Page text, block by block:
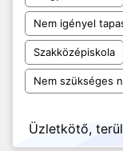
Nem igényel
Szakközépiskola
Nem szükséges
Üzletkötő,